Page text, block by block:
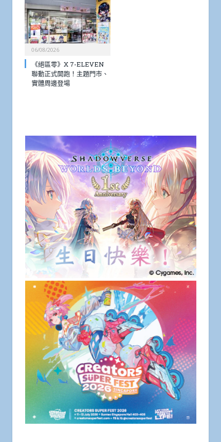
06/08/2026
《絕區零》X 7-ELEVEN
聯動正式開跑！主題門市、
實體周邊登場